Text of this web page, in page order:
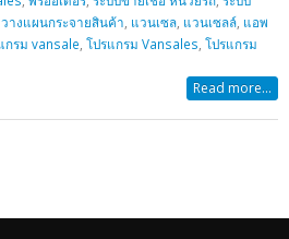
วางแผนกระจายสินค้า แวนเซล แวนเซลล์ แอพ
กรม vansale โปรแกรม Vansales โปรแกรม
Read more...